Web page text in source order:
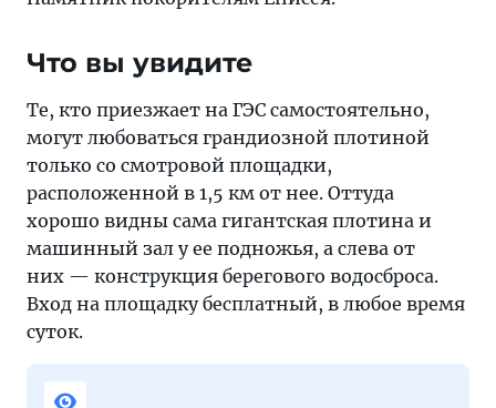
Что вы увидите
Те, кто приезжает на ГЭС самостоятельно,
могут любоваться грандиозной плотиной
только со смотровой площадки,
расположенной в 1,5 км от нее. Оттуда
хорошо видны сама гигантская плотина и
машинный зал у ее подножья, а слева от
них — конструкция берегового водосброса.
Вход на площадку бесплатный, в любое время
суток.